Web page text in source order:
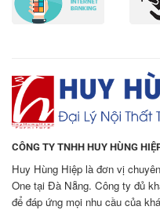
CÔNG TY TNHH HUY HÙNG
Huy Hùng Hiệp là đơn vị
One tại Đà Nẵng. Công ty đủ
để đáp ứng mọi nhu cầu của